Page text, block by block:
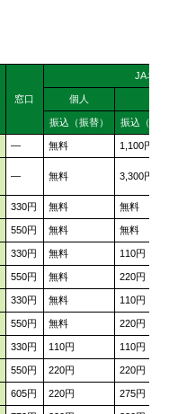
窓口
JAネッ
個人
振込（振替） 振込（振
― 無料 1,100円
― 無料 3,300円
330円 無料 無料
550円 無料 無料
330円 無料 110円
550円 無料 220円
330円 無料 110円
550円 無料 220円
330円 110円 110円
550円 220円 220円
605円 220円 275円